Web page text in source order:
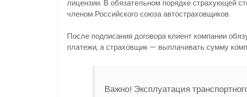
лицензии. В обязательном порядке страхующей
членом Российского союза автостраховщиков.
После подписания договора клиент компании
платежи, а страховщик — выплачивать сумму
Важно! Эксплуатация